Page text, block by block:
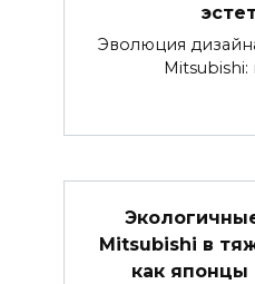
Эволюция
Mitsubishi в
как